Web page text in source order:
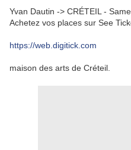
Yvan Dautin -> CRÉTEIL -
Achetez vos places sur See
https://web.digitick.com
maison des arts de Créteil.